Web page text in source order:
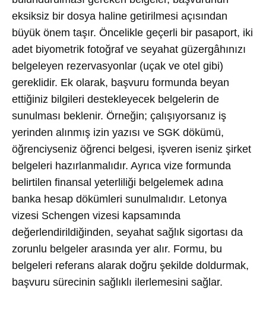
eksiksiz bir dosya haline getirilmesi açısından
büyük önem taşır. Öncelikle geçerli bir pasaport, iki
adet biyometrik fotoğraf ve seyahat güzergâhınızı
belgeleyen rezervasyonlar (uçak ve otel gibi)
gereklidir. Ek olarak, başvuru formunda beyan
ettiğiniz bilgileri destekleyecek belgelerin de
sunulması beklenir. Örneğin; çalışıyorsanız iş
yerinden alınmış izin yazısı ve SGK dökümü,
öğrenciyseniz öğrenci belgesi, işveren iseniz şirket
belgeleri hazırlanmalıdır. Ayrıca vize formunda
belirtilen finansal yeterliliği belgelemek adına
banka hesap dökümleri sunulmalıdır. Letonya
vizesi Schengen vizesi kapsamında
değerlendirildiğinden, seyahat sağlık sigortası da
zorunlu belgeler arasında yer alır. Formu, bu
belgeleri referans alarak doğru şekilde doldurmak,
başvuru sürecinin sağlıklı ilerlemesini sağlar.